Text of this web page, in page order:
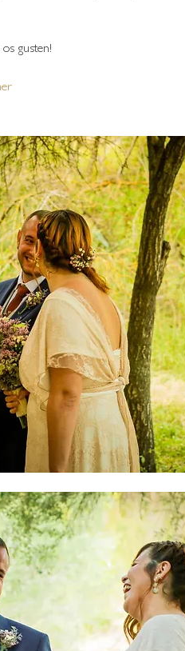
gusten!